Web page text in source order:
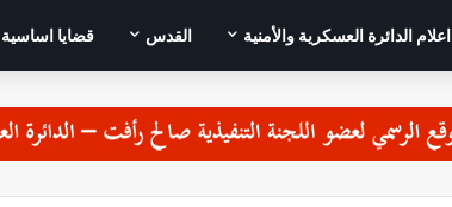
اعلام الدائرة العسكرية والأمنية القدس قضايا اساسية